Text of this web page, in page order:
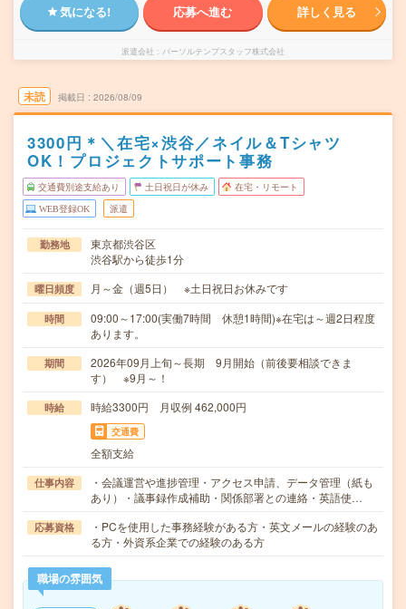
気になる! 応募へ進む 詳しく見る
派遣会社 パーソルテンプスタッフ株式会社
未読 掲載日 2026/08/09
3300円＊＼在宅×渋谷／ネイル＆Tシャツ
OK！プロジェクトサポート事務
交通費別途支給あり 土日祝日が休み 在宅・リモート
WEB登録OK 派遣
勤務地
東京都渋谷区
渋谷駅から徒歩1分
曜日頻度 月～金（週5日） ※土日祝日お休みです
時間
09:00～17:00(実働7時間 休憩1時間)※在宅は～週2日程度
あります。
期間
2026年09月上旬～長期 9月開始（前後要相談できま
す） ※9月～！
時給 時給3300円 月収例 462,000円
交通費
全額支給
仕事内容
・会議運営や進捗管理・アクセス申請、データ管理（紙も
あり）・議事録作成補助・関係部署との連絡・英語使…
応募資格
・PCを使用した事務経験がある方・英文メールの経験のあ
る方・外資系企業での経験のある方
職場の雰囲気